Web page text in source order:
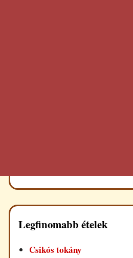
Legfinomabb ételek
Csikós tokány